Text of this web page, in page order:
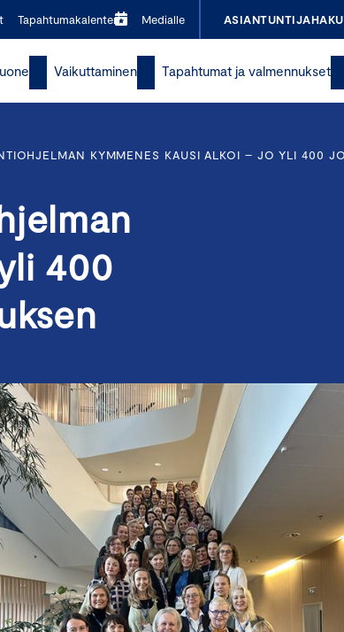
Tapahtumakalenteri Medialle ASIANTUNTIJAHAKU
Vaikuttaminen Tapahtumat ja valmennukset
KYMMENES KAUSI ALKOI – JO YLI 400
400